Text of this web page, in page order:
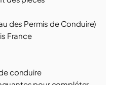
des Permis de Conduire)
France
conduire